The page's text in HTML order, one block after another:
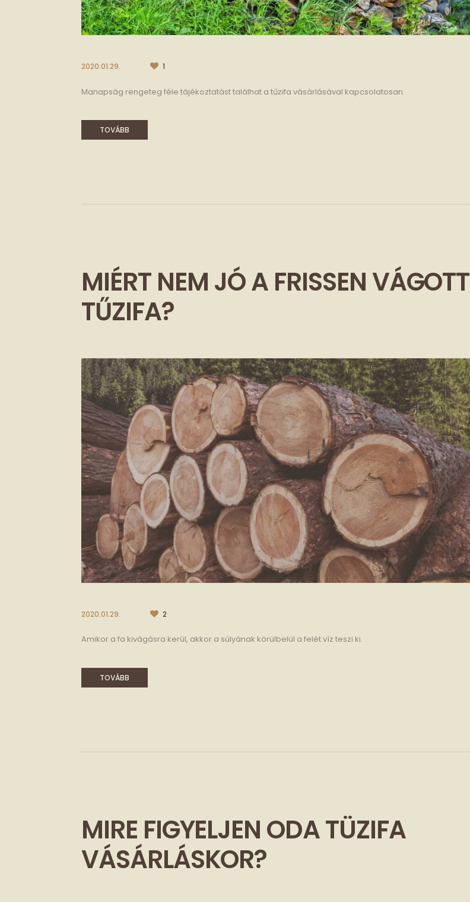
2020.01.29. 1
Manapság rengeteg féle tájékoztatást találhat a tűzifa vásárlásával kapcsolatosan.
TOVÁBB
MIÉRT NEM JÓ A FRISSEN VÁGOTT
TŰZIFA?
2020.01.29. 2
Amikor a fa kivágásra kerül, akkor a súlyának körülbelül a felét víz teszi ki.
TOVÁBB
MIRE FIGYELJEN ODA TÜZIFA
VÁSÁRLÁSKOR?